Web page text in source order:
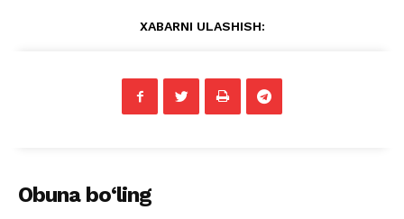
XABARNI ULASHISH:
Obuna bo‘ling